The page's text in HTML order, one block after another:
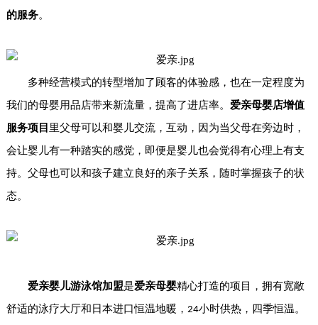
的服务。
多种经营模式的转型增加了顾客的体验感，也在一定程度为
我们的母婴用品店带来新流量，提高了进店率。 爱亲母婴店增值
服务项目 里父母可以和婴儿交流，互动，因为当父母在旁边时，
会让婴儿有一种踏实的感觉，即便是婴儿也会觉得有心理上有支
持。父母也可以和孩子建立良好的亲子关系，随时掌握孩子的状
态。
爱亲婴儿游泳馆加盟是爱亲母婴精心打造的项目，拥有宽敞
舒适的泳疗大厅和日本进口恒温地暖， 24小时供热，四季恒温。